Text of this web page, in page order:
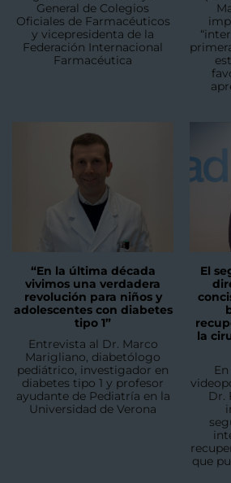
General de Colegios
Oficiales de Farmacéuticos
y vicepresidenta de la
Federación Internacional
Farmacéutica
“En la última década
vivimos una verdadera
revolución para niños y
adolescentes con diabetes
tipo 1”
Entrevista al Dr. Marco
Marigliano, diabetólogo
pediátrico, investigador en
diabetes tipo 1 y profesor
ayudante de Pediatría en la
Universidad de Verona
El
la
Dr.
que